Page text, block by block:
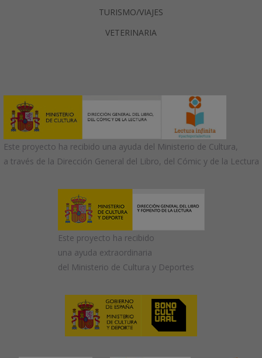
TURISMO/VIAJES
VETERINARIA
Este proyecto ha recibido una ayuda del Ministerio de Cultura,
a través de la Dirección General del Libro, del Cómic y de la Lectura
Este proyecto ha recibido
una ayuda extraordinaria
del Ministerio de Cultura y Deportes